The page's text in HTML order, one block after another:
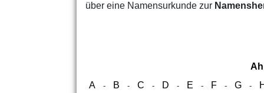
über eine Namensurkunde zur
A
- B - C - D - E - F - G -